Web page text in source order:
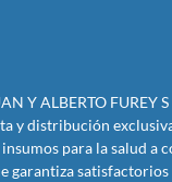
Y ALBERTO FUREY
y distribución
para la salud a
garantiza